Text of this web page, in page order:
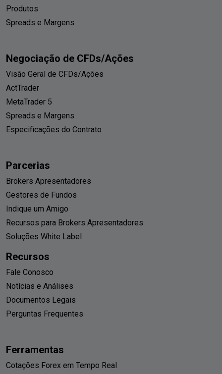
Produtos
Spreads e Margens
Negociação de CFDs/Ações
Visão Geral de CFDs/Ações
ActTrader
MetaTrader 5
Spreads e Margens
Especificações do Contrato
Parcerias
Brokers Apresentadores
Gestores de Fundos
Indique um Amigo
Recursos para Brokers Apresentadores
Soluções White Label
Recursos
Fale Conosco
Notícias e Análises
Documentos Legais
Perguntas Frequentes
Ferramentas
Cotações Forex em Tempo Real